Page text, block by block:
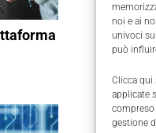
noi e ai
univoci
può
Clicca qui
applicate
gestione